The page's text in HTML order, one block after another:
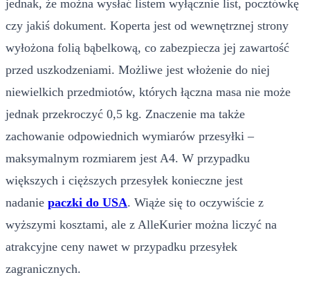
jednak, że można wysłać listem wyłącznie list, pocztówkę
czy jakiś dokument. Koperta jest od wewnętrznej strony
wyłożona folią bąbelkową, co zabezpiecza jej zawartość
przed uszkodzeniami. Możliwe jest włożenie do niej
niewielkich przedmiotów, których łączna masa nie może
jednak przekroczyć 0,5 kg. Znaczenie ma także
zachowanie odpowiednich wymiarów przesyłki –
maksymalnym rozmiarem jest A4. W przypadku
większych i cięższych przesyłek konieczne jest
nadanie paczki do USA. Wiąże się to oczywiście z
wyższymi kosztami, ale z AlleKurier można liczyć na
atrakcyjne ceny nawet w przypadku przesyłek
zagranicznych.